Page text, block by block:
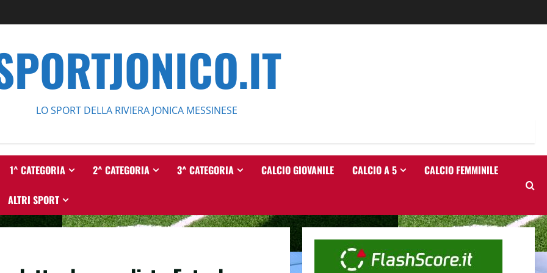
LO SPORT DELLA RIVIERA JONICA MESSINESE
1^ CATEGORIA 2^ CATEGORIA 3^ CATEGORIA CALCIO GIOVANILE CALCIO A 5 CALCIO FEMMINILE
ALTRI SPORT